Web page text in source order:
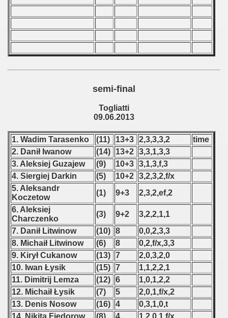
semi-final
Togliatti
09.06.2013
1. Wadim Tarasenko (11) 13+3 2,3,3,3,2
time
2. Danił Iwanow
(14) 13+2 3,3,1,3,3
3. Aleksiej Guzajew
(9) 10+3 3,1,3,f,3
4. Siergiej Darkin
(5) 10+2 3,2,3,2,f/x
5. Aleksandr
Koczetow
(1) 9+3
2,3,2,ef,2
6. Aleksiej
Charczenko
(3) 9+2
3,2,2,1,1
7. Danił Litwinow
(10) 8
0,0,2,3,3
8. Michaił Litwinow
(6) 8
0,2,f/x,3,3
9. Kirył Cukanow
(13) 7
2,0,3,2,0
10. Iwan Łysik
(15) 7
1,1,2,2,1
11. Dimitrij Lemza
(12) 6
1,0,1,2,2
12. Michaił Łysik
(7) 5
2,0,1,f/x,2
13. Denis Nosow
(16) 4
0,3,1,0,t
14. Nikita Fjedorow
(8) 4 1,2,0,1,f/x
1984
1986